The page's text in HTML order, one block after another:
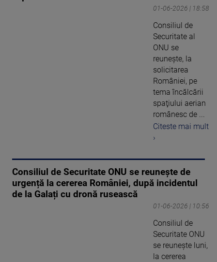
01-06-2026 | 18:58
Consiliul de
Securitate al
ONU se
reuneşte, la
solicitarea
României, pe
tema încălcării
spaţiului aerian
românesc de ...
Citeste mai mult
›
Consiliul de Securitate ONU se reunește de
urgență la cererea României, după incidentul
de la Galați cu dronă rusească
01-06-2026 | 10:56
Consiliul de
Securitate ONU
se reuneşte luni,
la cererea